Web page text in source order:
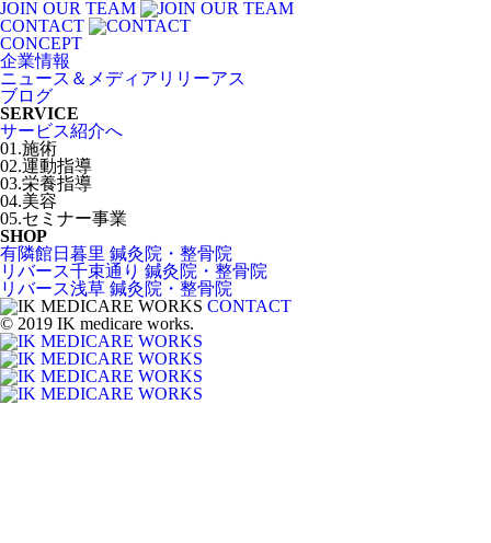
JOIN OUR TEAM
CONTACT
CONCEPT
企業情報
ニュース＆メディアリリーアス
ブログ
SERVICE
サービス紹介へ
01.施術
02.運動指導
03.栄養指導
04.美容
05.セミナー事業
SHOP
有隣館日暮里 鍼灸院・整骨院
リバース千束通り 鍼灸院・整骨院
リバース浅草 鍼灸院・整骨院
CONTACT
© 2019 IK medicare works.